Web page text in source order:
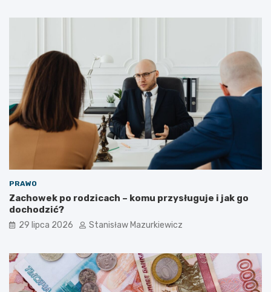
PRAWO
Zachowek po rodzicach – komu przysługuje i jak go
dochodzić?
29 lipca 2026 Stanisław Mazurkiewicz